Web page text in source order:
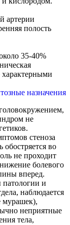
артерии
полость
35-40%
характерными
не
стеноза
во
не проходит
болевого
вперед.
и
наблюдается
мурашек),
неприятные
тела,